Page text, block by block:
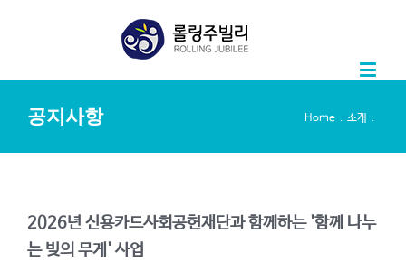
공지사항 Home 소개
2026년 신용카드사회공헌재단과 함께하는 '함께 나누
는 빚의 무게' 사업